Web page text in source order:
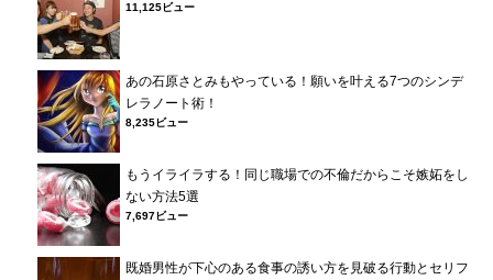
11,125ビュー
あの石原さとみもやっている！願いを叶える7つのシンデ
レラノート術！
8,235ビュー
もうイライラする！同じ職場での不倫だからこそ嫉妬をし
ない方法5選
7,697ビュー
既婚男性が下心のある食事の誘い方を見破る行動とセリフ